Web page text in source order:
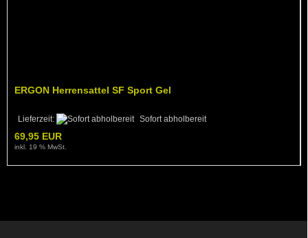
ERGON Herrensattel SF Sport Gel
Lieferzeit: Sofort abholbereit
69,95 EUR
inkl. 19 % MwSt.